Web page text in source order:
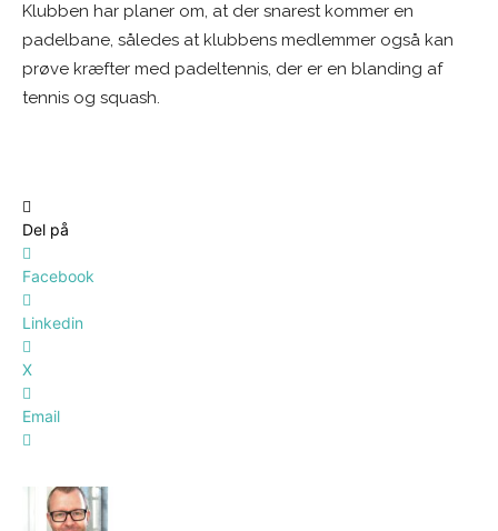
Klubben har planer om, at der snarest kommer en
padelbane, således at klubbens medlemmer også kan
prøve kræfter med padeltennis, der er en blanding af
tennis og squash.
Del på
Facebook
Linkedin
X
Email